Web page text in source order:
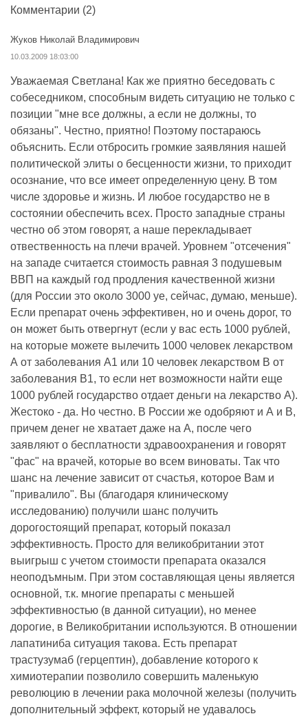
Комментарии (2)
Жуков Николай Владимирович
10.03.2009 18:03:00
Уважаемая Светлана! Как же приятно беседовать с
собеседником, способным видеть ситуацию не только с
позиции "мне все должны, а если не должны, то
обязаны". Честно, приятно! Поэтому постараюсь
объяснить. Если отбросить громкие заявляния нашей
политической элиты о бесценности жизни, то приходит
осознание, что все имеет определенную цену. В том
числе здоровье и жизнь. И любое государство не в
состоянии обеспечить всех. Просто западные страны
честно об этом говорят, а наше перекладывает
отвественность на плечи врачей. Уровнем "отсечения"
на западе считается стоимость равная 3 подушевым
ВВП на каждый год продления качественной жизни
(для России это около 3000 уе, сейчас, думаю, меньше).
Если препарат очень эффективен, но и очень дорог, то
он может быть отвергнут (если у вас есть 1000 рублей,
на которые можете вылечить 1000 человек лекарством
А от заболевания А1 или 10 человек лекарством В от
заболевания В1, то если нет возможности найти еще
1000 рублей государство отдает деньги на лекарство А).
Жестоко - да. Но честно. В России же одобряют и А и В,
причем денег не хватает даже на А, после чего
заявляют о бесплатности здравоохранения и говорят
"фас" на врачей, которые во всем виноваты. Так что
шанс на лечение зависит от счастья, которое Вам и
"привалило". Вы (благодаря клиническому
исследованию) получили шанс получить
дорогостоящий препарат, который показал
эффективность. Просто для великобритании этот
выигрыш с учетом стоимости препарата оказался
неоподъмным. При этом составляющая цены является
основной, т.к. многие препараты с меньшей
эффективностью (в данной ситуации), но менее
дорогие, в Великобритании используются. В отношении
лапатиниба ситуация такова. Есть препарат
трастузумаб (герцептин), добавление которого к
химиотерапии позволило совершить маленькую
революцию в лечении рака молочной железы (получить
дополнительный эффект, который не удавалось